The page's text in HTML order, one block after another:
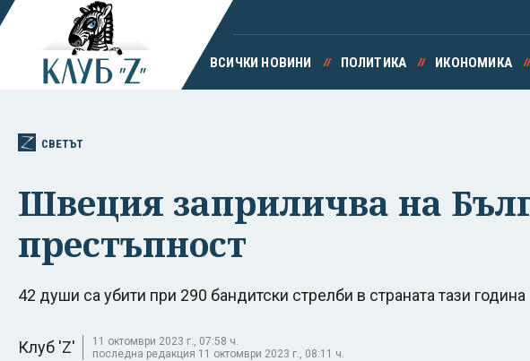
ВСИЧКИ НОВИНИ ПОЛИТИКА ИКОНОМИКА
СВЕТЪТ
Швеция заприличва на
престъпност
42 души са убити при 290 бандитски стрелби в страната тази година
Клуб 'Z'
11 октомври 2023 г., 07:58 ч.
последна редакция 11 октомври 2023 г., 08:11 ч.